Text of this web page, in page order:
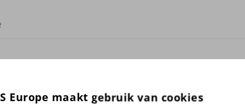
Europe maakt gebruik van cookies
uitvoering van de Iron Horse 3000-lijn